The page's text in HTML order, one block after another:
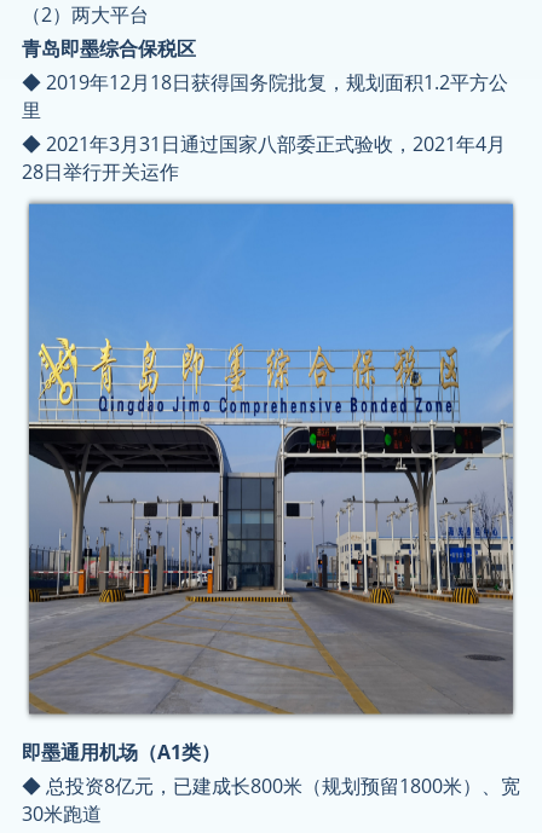
（2）两大平台
青岛即墨综合保税区
◆ 2019年12月18日获得国务院批复，规划面积1.2平方公
里
◆ 2021年3月31日通过国家八部委正式验收，2021年4月
28日举行开关运作
即墨通用机场（A1类）
◆ 总投资8亿元，已建成长800米（规划预留1800米）、宽
30米跑道